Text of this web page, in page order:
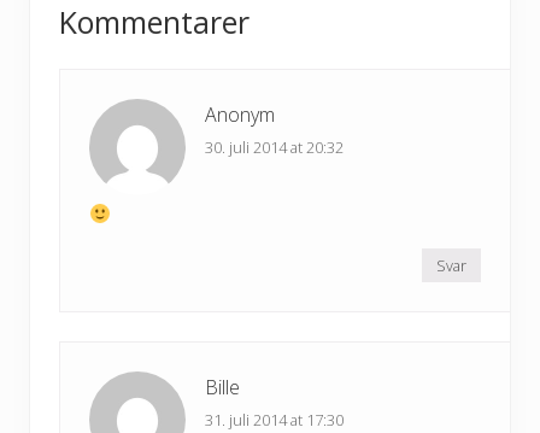
Interactions
Kommentarer
Anonym
30. juli 2014 at 20:32
Svar
Bille
31. juli 2014 at 17:30